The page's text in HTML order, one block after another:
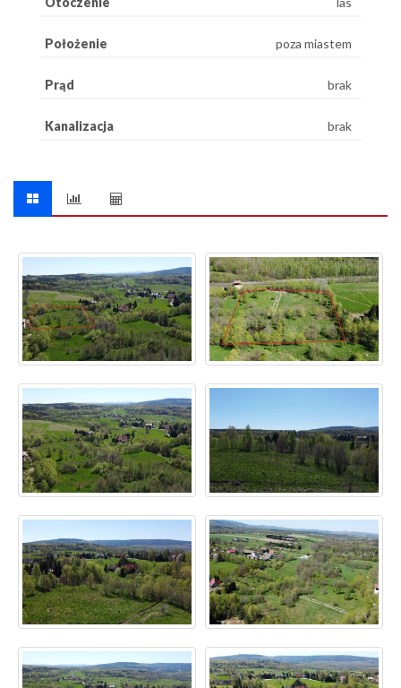
Położenie poza miastem
Prąd brak
Kanalizacja brak